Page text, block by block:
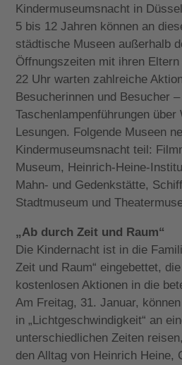
Kindermuseumsnacht in
5 bis 12 Jahren können an
städtische Museen außerhalb
Öffnungszeiten mit ihren
22 Uhr warten zahlreiche
Besucherinnen und Besucher
Taschenlampenführungen
Lesungen. Folgende Museen
Kindermuseumsnacht teil:
Museum, Heinrich-Heine-
Mahn- und Gedenkstätte,
Stadtmuseum und
„Ab durch Zeit und Raum“
Die Kindernacht ist in die
Zeit und Raum“ eingebettet,
kostenlosen Aktionen in die
Am Freitag, 31. Januar,
in „Lichtgeschwindigkeit“ an
unterschiedlichen Zeiten
den Alltag von Heinrich Heine,